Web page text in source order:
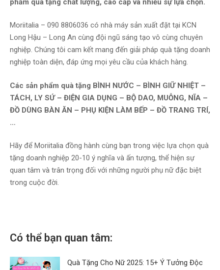
phẩm quà tặng chất lượng, cao cấp và nhiều sự lựa chọn.
Moriitalia – 090 8806036 có nhà máy sản xuất đặt tại KCN
Long Hậu – Long An cùng đội ngũ sáng tạo vô cùng chuyên
nghiệp. Chúng tôi cam kết mang đến giải pháp quà tặng doanh
nghiệp toàn diện, đáp ứng mọi yêu cầu của khách hàng.
Các sản phẩm quà tặng BÌNH NƯỚC – BÌNH GIỮ NHIỆT –
TÁCH, LY SỨ – ĐIỆN GIA DỤNG – BỘ DAO, MUỖNG, NĨA –
ĐỒ DÙNG BÀN ĂN – PHỤ KIỆN LÀM BẾP – ĐỒ TRANG TRÍ,
…
Hãy để Moriitalia đồng hành cùng bạn trong việc lựa chọn quà
tặng doanh nghiệp 20-10 ý nghĩa và ấn tượng, thể hiện sự
quan tâm và trân trọng đối với những người phụ nữ đặc biệt
trong cuộc đời.
Có thể bạn quan tâm:
Quà Tặng Cho Nữ 2025: 15+ Ý Tưởng Độc